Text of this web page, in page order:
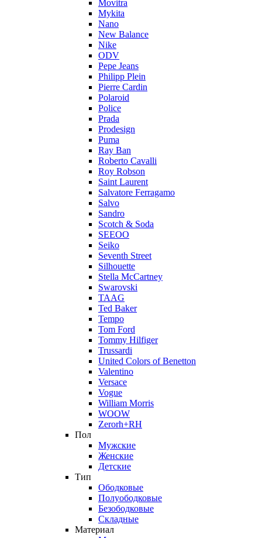
Movitra
Mykita
Nano
New Balance
Nike
ODV
Pepe Jeans
Philipp Plein
Pierre Cardin
Polaroid
Police
Prada
Prodesign
Puma
Ray Ban
Roberto Cavalli
Roy Robson
Saint Laurent
Salvatore Ferragamo
Salvo
Sandro
Scotch & Soda
SEEOO
Seiko
Seventh Street
Silhouette
Stella McCartney
Swarovski
TAAG
Ted Baker
Tempo
Tom Ford
Tommy Hilfiger
Trussardi
United Colors of Benetton
Valentino
Versace
Vogue
William Morris
WOOW
Zerorh+RH
Пол
Мужские
Женские
Детские
Тип
Ободковые
Полуободковые
Безободковые
Складные
Материал